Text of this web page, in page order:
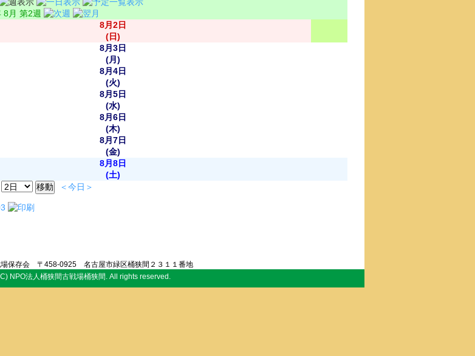
8月 第2週
8月2日
(日)
8月3日
(月)
8月4日
(火)
8月5日
(水)
8月6日
(木)
8月7日
(金)
8月8日
(土)
＜今日＞
場保存会 〒458-0925 名古屋市緑区桶狭間２３１１番地
NPO法人桶狭間古戦場桶狭間. All rights reserved.